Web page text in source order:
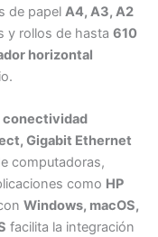
de papel A4, A3, A2
y rollos de hasta 610
horizontal
conectividad
Gigabit Ethernet
computadoras,
como HP
Windows, macOS,
facilita la integración